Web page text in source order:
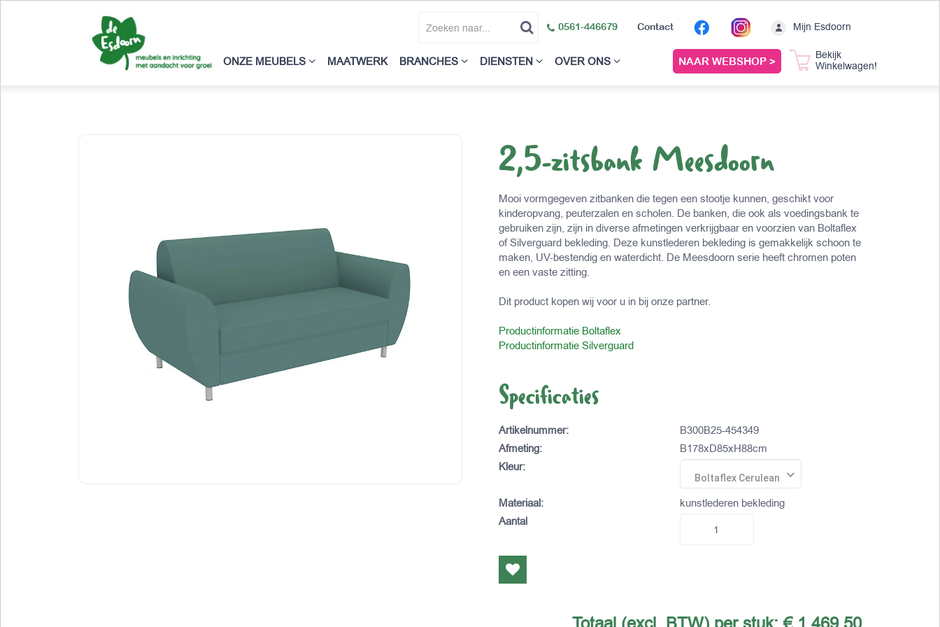
0561-446679 Contact Mijn Esdoorn
ONZE MEUBELS MAATWERK BRANCHES DIENSTEN OVER ONS NAAR WEBSHOP >
Bekijk
Winkelwagen!
2,5-zitsbank Meesdoorn
Mooi vormgegeven zitbanken die tegen een stootje kunnen, geschikt voor
kinderopvang, peuterzalen en scholen. De banken, die ook als voedingsbank te
gebruiken zijn, zijn in diverse afmetingen verkrijgbaar en voorzien van Boltaflex
of Silverguard bekleding. Deze kunstlederen bekleding is gemakkelijk schoon te
maken, UV-bestendig en waterdicht. De Meesdoorn serie heeft chromen poten
en een vaste zitting.
Dit product kopen wij voor u in bij onze partner.
Productinformatie Boltaflex
Productinformatie Silverguard
Specificaties
Artikelnummer:
B300B25-454349
Afmeting:
B178xD85xH88cm
Kleur:
Boltaflex Cerulean
Materiaal:
kunstlederen bekleding
Aantal